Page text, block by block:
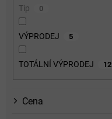
Tip 0
VÝPRODEJ 5
TOTÁLNÍ VÝPRODEJ 12
Cena